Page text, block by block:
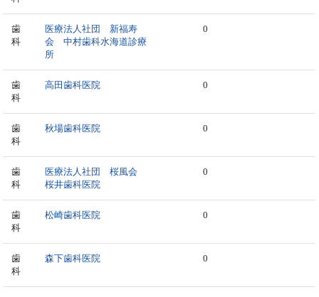
歯
科
医療法人社団 新福寿
会 中村歯科水海道診療
所
0
歯
科
高田歯科医院 0
歯
科
秋場歯科医院 0
歯
科
医療法人社団 桜風会
桜井歯科医院
0
歯
科
松崎歯科医院 0
歯
科
森下歯科医院 0